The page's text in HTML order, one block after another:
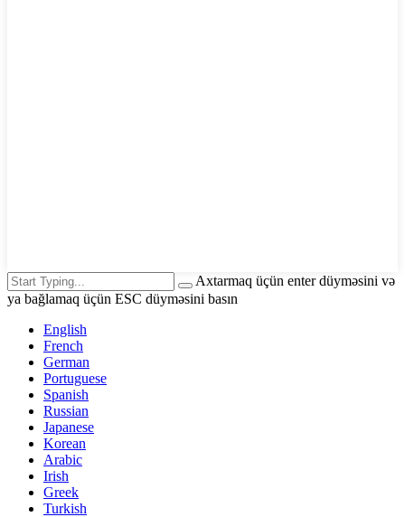
Axtarmaq üçün enter düyməsini və
ya bağlamaq üçün ESC düyməsini basın
English
French
German
Portuguese
Spanish
Russian
Japanese
Korean
Arabic
Irish
Greek
Turkish